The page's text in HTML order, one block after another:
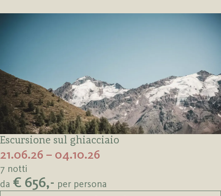
Escursione sul ghiacciaio
21.06.26 – 04.10.26
7 notti
da € 656,- per persona